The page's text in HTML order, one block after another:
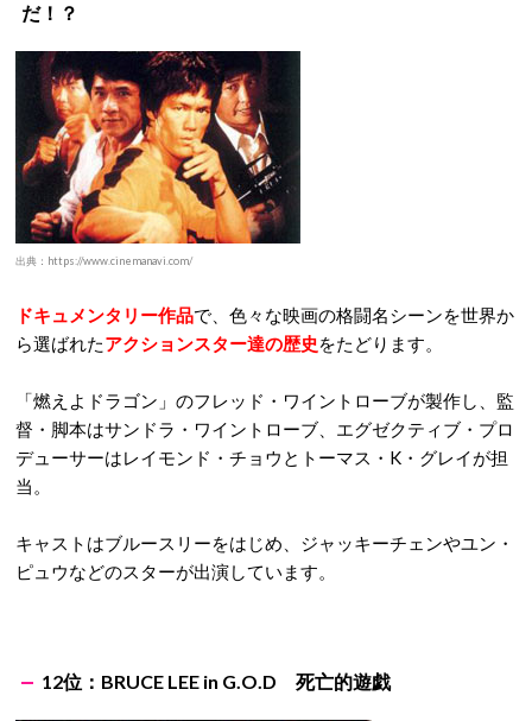
だ！？
出典：https://www.cinemanavi.com/
ドキュメンタリー作品で、色々な映画の格闘名シーンを世界か
ら選ばれたアクションスター達の歴史をたどります。
「燃えよドラゴン」のフレッド・ワイントローブが製作し、監
督・脚本はサンドラ・ワイントローブ、エグゼクティブ・プロ
デューサーはレイモンド・チョウとトーマス・K・グレイが担
当。
キャストはブルースリーをはじめ、ジャッキーチェンやユン・
ピュウなどのスターが出演しています。
12位：BRUCE LEE in G.O.D 死亡的遊戯